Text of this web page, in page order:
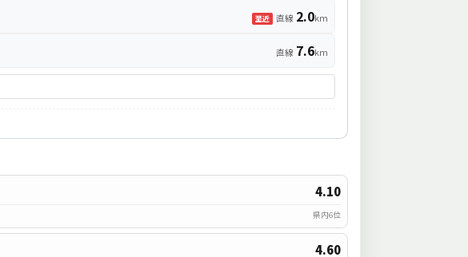
至近 直線 2.0km
直線 7.6km
4.10
県内6位
4.60